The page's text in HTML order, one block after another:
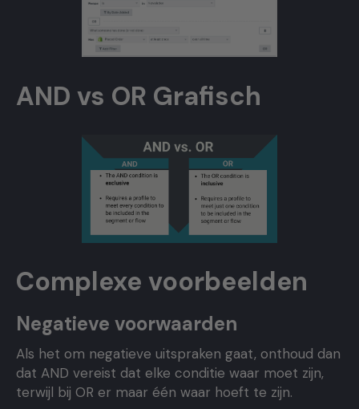
AND vs OR Grafisch
Complexe voorbeelden
Negatieve voorwaarden
Als het om negatieve uitspraken gaat, onthoud dan
dat AND vereist dat elke conditie waar moet zijn,
terwijl bij OR er maar één waar hoeft te zijn.